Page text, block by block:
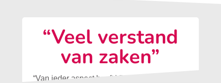
“Veel verstand
van zaken”
“Van ieder aspect heeft Vleugels Beveiliging